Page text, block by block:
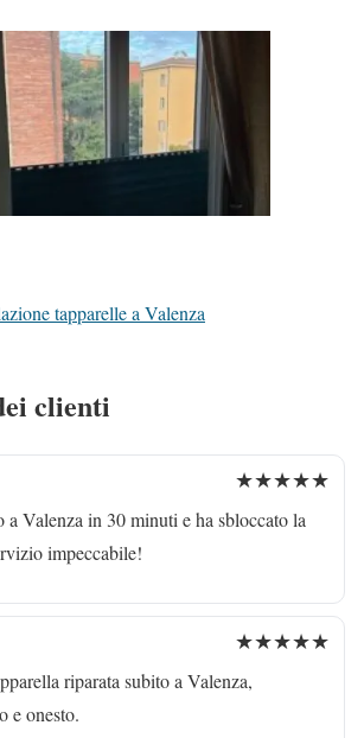
tapparelle a Valenza
clienti
★★★★★
a Valenza in 30 minuti e ha sbloccato la
impeccabile!
★★★★★
riparata subito a Valenza,
e onesto.